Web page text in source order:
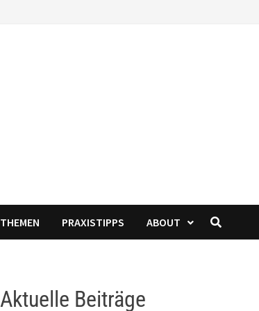
THEMEN PRAXISTIPPS ABOUT
Aktuelle Beiträge